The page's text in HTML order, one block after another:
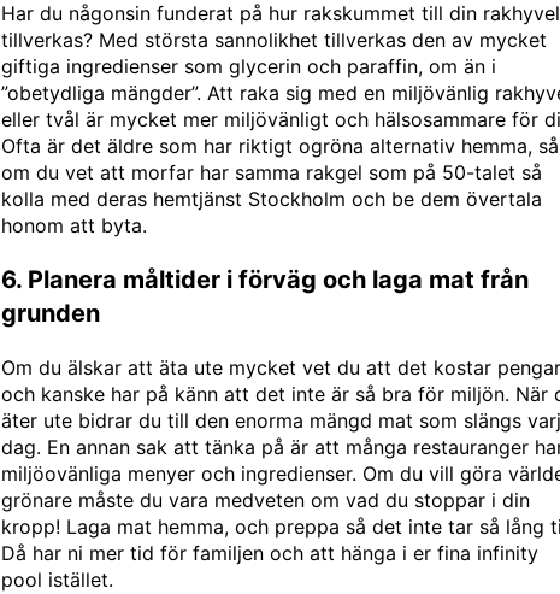
Har du någonsin funderat på hur rakskummet till din rakhyvel
tillverkas? Med största sannolikhet tillverkas den av mycket
giftiga ingredienser som glycerin och paraffin, om än i
”obetydliga mängder”. Att raka sig med en miljövänlig
eller tvål är mycket mer miljövänligt och hälsosammare för
Ofta är det äldre som har riktigt ogröna alternativ hemma, så
om du vet att morfar har samma rakgel som på 50-talet så
kolla med deras hemtjänst Stockholm och be dem övertala
honom att byta.
6. Planera måltider i förväg och laga mat från
grunden
Om du älskar att äta ute mycket vet du att det kostar
och kanske har på känn att det inte är så bra för miljön. När
äter ute bidrar du till den enorma mängd mat som slängs
dag. En annan sak att tänka på är att många restauranger
miljöovänliga menyer och ingredienser. Om du vill göra
grönare måste du vara medveten om vad du stoppar i din
kropp! Laga mat hemma, och preppa så det inte tar så lång
Då har ni mer tid för familjen och att hänga i er fina infinity
pool istället.